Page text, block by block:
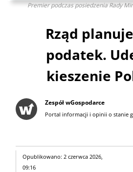
Premier podczas posiedzenia Rady
Rząd
podatek.
kieszenie
Zespół wGospodarce
Portal informacji i opinii o stanie
Opublikowano: 2 czerwca 2026,
09:16